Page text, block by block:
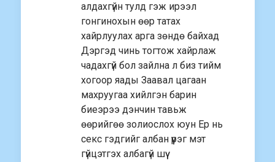
алдахгүйн тулд гэж ирээл
гонгинохын өөр татах
хайрлуулах арга зөндө байхад
Дэргэд чинь тогтож хайрлаж
чадахгүй бол зайлна л биз тийм
хогоор яады Заавал цагаан
махруугаа хийлгэн барин
биеэрээ дэнчин тавьж
өөрийгөө золиослох юун Ер нь
секс гэдгийг албан үүрэг мэт
гүйцэтгэх албагүй шүү